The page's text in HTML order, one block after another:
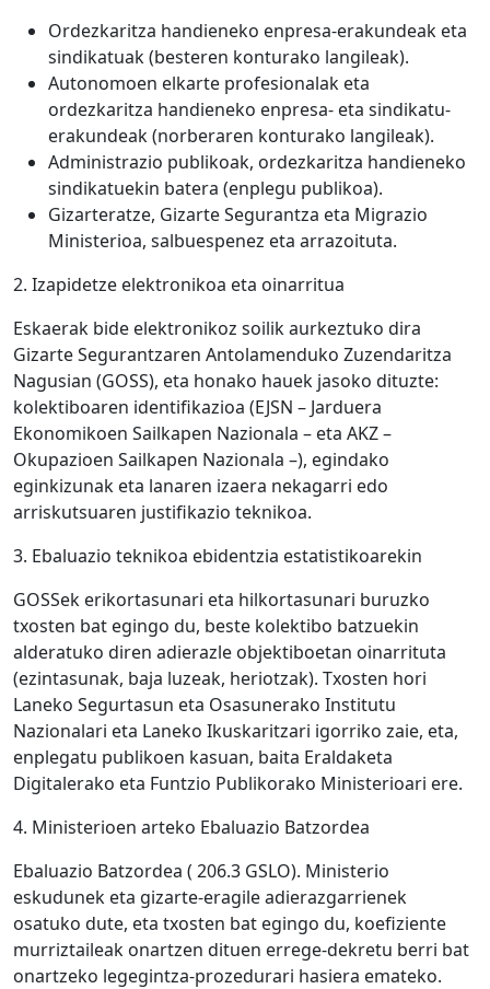
Ordezkaritza handieneko enpresa-erakundeak eta
sindikatuak (besteren konturako langileak).
Autonomoen elkarte profesionalak eta
ordezkaritza handieneko enpresa- eta sindikatu-
erakundeak (norberaren konturako langileak).
Administrazio publikoak, ordezkaritza handieneko
sindikatuekin batera (enplegu publikoa).
Gizarteratze, Gizarte Segurantza eta Migrazio
Ministerioa, salbuespenez eta arrazoituta.
2. Izapidetze elektronikoa eta oinarritua
Eskaerak bide elektronikoz soilik aurkeztuko dira
Gizarte Segurantzaren Antolamenduko Zuzendaritza
Nagusian (GOSS), eta honako hauek jasoko dituzte:
kolektiboaren identifikazioa (EJSN – Jarduera
Ekonomikoen Sailkapen Nazionala – eta AKZ –
Okupazioen Sailkapen Nazionala –), egindako
eginkizunak eta lanaren izaera nekagarri edo
arriskutsuaren justifikazio teknikoa.
3. Ebaluazio teknikoa ebidentzia estatistikoarekin
GOSSek erikortasunari eta hilkortasunari buruzko
txosten bat egingo du, beste kolektibo batzuekin
alderatuko diren adierazle objektiboetan oinarrituta
(ezintasunak, baja luzeak, heriotzak). Txosten hori
Laneko Segurtasun eta Osasunerako Institutu
Nazionalari eta Laneko Ikuskaritzari igorriko zaie, eta,
enplegatu publikoen kasuan, baita Eraldaketa
Digitalerako eta Funtzio Publikorako Ministerioari ere.
4. Ministerioen arteko Ebaluazio Batzordea
Ebaluazio Batzordea ( 206.3 GSLO). Ministerio
eskudunek eta gizarte-eragile adierazgarrienek
osatuko dute, eta txosten bat egingo du, koefiziente
murriztaileak onartzen dituen errege-dekretu berri bat
onartzeko legegintza-prozedurari hasiera emateko.